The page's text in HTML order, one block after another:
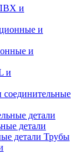
и
и
соединительные
детали
Трубы